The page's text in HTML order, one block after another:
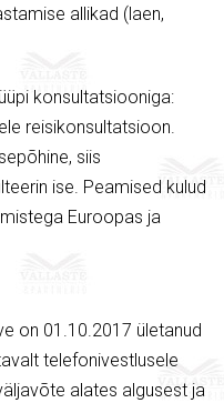
allikad (laen,
konsultatsiooniga:
reisikonsultatsioon.
siis
ise. Peamised kulud
Euroopas ja
on 01.10.2017 ületanud
telefonivestlusele
alates algusest ja